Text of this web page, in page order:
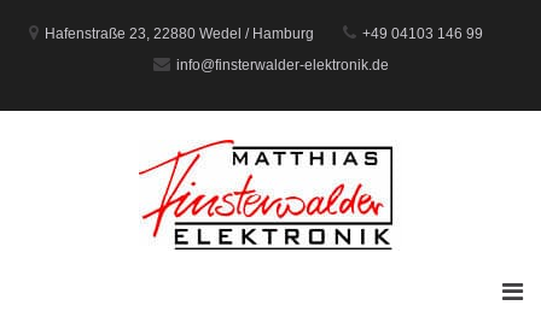
Inhalt Hafenstraße 23, 22880 Wedel / Hamburg
+49 04103 146 99
info@finsterwalder-elektronik.de